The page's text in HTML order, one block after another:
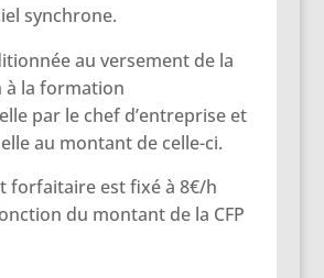
synchrone.
au versement de la
la formation
par le chef d’entreprise et
au montant de celle-ci.
forfaitaire est fixé à 8€/h
du montant de la CFP